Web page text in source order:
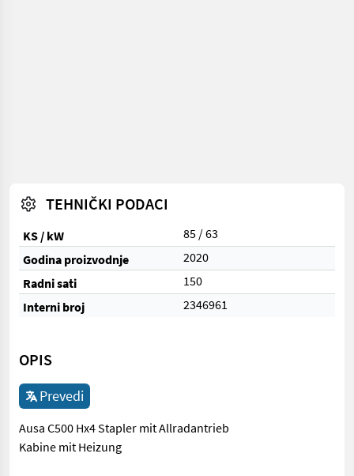
TEHNIČKI PODACI
KS / kW
85 / 63
Godina proizvodnje
2020
Radni sati
150
Interni broj
2346961
OPIS
Prevedi
Ausa C500 Hx4 Stapler mit Allradantrieb
Kabine mit Heizung